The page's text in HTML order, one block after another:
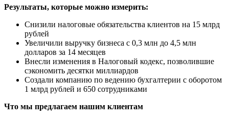
Результаты, которые можно измерить:
Снизили налоговые обязательства клиентов на 15 млрд
рублей
Увеличили выручку бизнеса с 0,3 млн до 4,5 млн
долларов за 14 месяцев
Внесли изменения в Налоговый кодекс, позволившие
сэкономить десятки миллиардов
Создали компанию по ведению бухгалтерии с оборотом
1 млрд рублей и 650 сотрудниками
Что мы предлагаем нашим клиентам